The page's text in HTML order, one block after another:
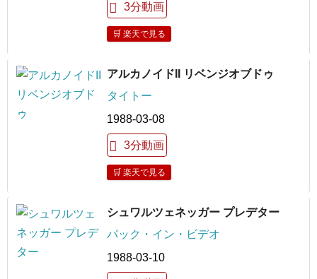
3分動画
🛒 楽天で見る
アルカノイドII リベンジオブドゥ
タイトー
1988-03-08
3分動画
🛒 楽天で見る
シュワルツェネッガー プレデター
パック・イン・ビデオ
1988-03-10